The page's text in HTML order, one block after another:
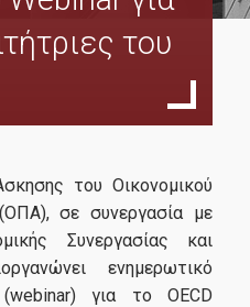
Committee
Prospectus
του
του Οικονομικού
σε συνεργασία με
Συνεργασίας και
ενημερωτικό
(webinar) για το OECD